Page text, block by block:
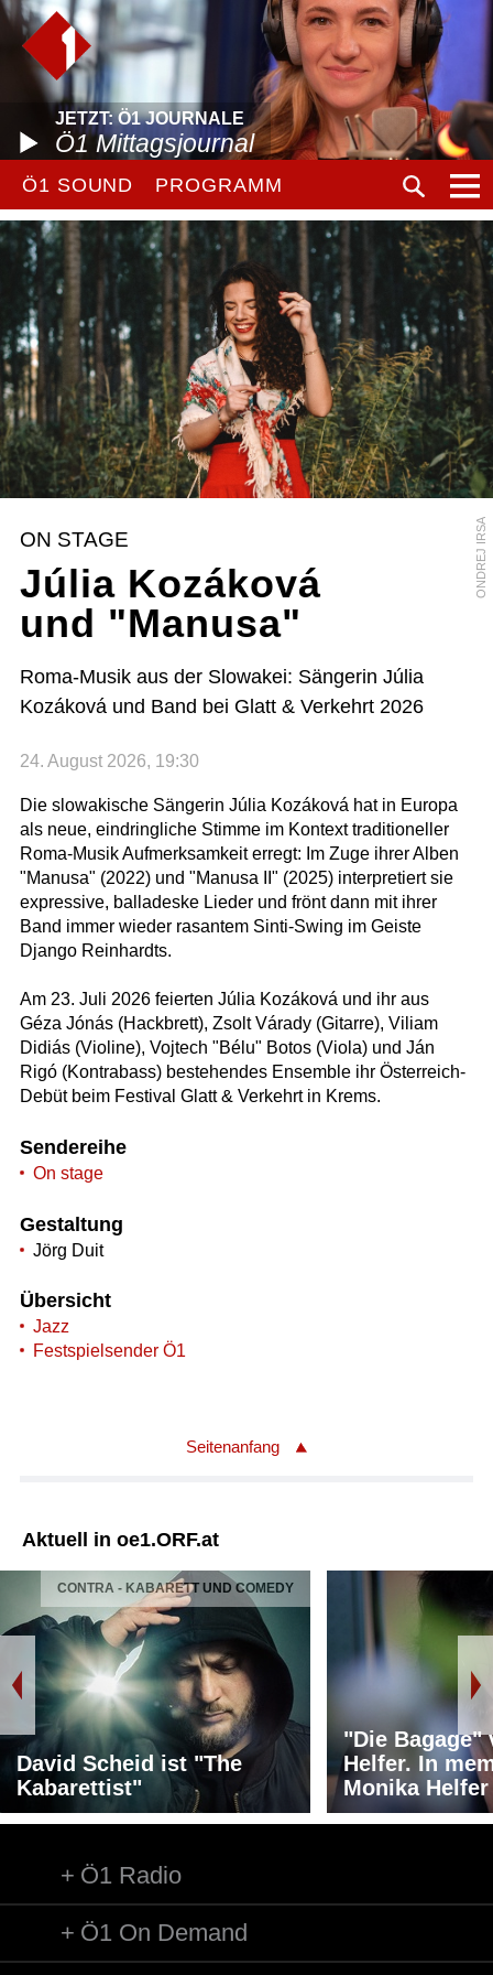
JETZT: Ö1 JOURNALE
Ö1 Mittagsjournal
Ö1 SOUND PROGRAMM
ONDREJ IRSA
ON STAGE
Júlia Kozáková
und "Manusa"
Roma-Musik aus der Slowakei: Sängerin Júlia
Kozáková und Band bei Glatt & Verkehrt 2026
24. August 2026, 19:30
Die slowakische Sängerin Júlia Kozáková hat in Europa
als neue, eindringliche Stimme im Kontext traditioneller
Roma-Musik Aufmerksamkeit erregt: Im Zuge ihrer Alben
"Manusa" (2022) und "Manusa II" (2025) interpretiert sie
expressive, balladeske Lieder und frönt dann mit ihrer
Band immer wieder rasantem Sinti-Swing im Geiste
Django Reinhardts.
Am 23. Juli 2026 feierten Júlia Kozáková und ihr aus
Géza Jónás (Hackbrett), Zsolt Várady (Gitarre), Viliam
Didiás (Violine), Vojtech "Bélu" Botos (Viola) und Ján
Rigó (Kontrabass) bestehendes Ensemble ihr Österreich-
Debüt beim Festival Glatt & Verkehrt in Krems.
Sendereihe
On stage
Gestaltung
Jörg Duit
Übersicht
Jazz
Festspielsender Ö1
Seitenanfang
Aktuell in oe1.ORF.at
CONTRA - KABARETT UND COMEDY
David Scheid ist "The
Kabarettist"
"Die Bagage"
Helfer. In
Monika Helfer
Ö1 Radio
Ö1 On Demand